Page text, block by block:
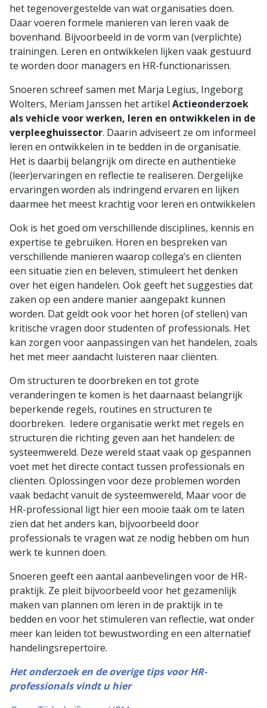
het tegenovergestelde van wat organisaties doen.
Daar voeren formele manieren van leren vaak de
bovenhand. Bijvoorbeeld in de vorm van (verplichte)
trainingen. Leren en ontwikkelen lijken vaak gestuurd
te worden door managers en HR-functionarissen.
Snoeren schreef samen met Marja Legius, Ingeborg
Wolters, Meriam Janssen het artikel Actieonderzoek
als vehicle voor werken, leren en ontwikkelen in de
verpleeghuissector. Daarin adviseert ze om informeel
leren en ontwikkelen in te bedden in de organisatie.
Het is daarbij belangrijk om directe en authentieke
(leer)ervaringen en reflectie te realiseren. Dergelijke
ervaringen worden als indringend ervaren en lijken
daarmee het meest krachtig voor leren en ontwikkelen
Ook is het goed om verschillende disciplines, kennis en
expertise te gebruiken. Horen en bespreken van
verschillende manieren waarop collega’s en cliënten
een situatie zien en beleven, stimuleert het denken
over het eigen handelen. Ook geeft het suggesties dat
zaken op een andere manier aangepakt kunnen
worden. Dat geldt ook voor het horen (of stellen) van
kritische vragen door studenten of professionals. Het
kan zorgen voor aanpassingen van het handelen, zoals
het met meer aandacht luisteren naar cliënten.
Om structuren te doorbreken en tot grote
veranderingen te komen is het daarnaast belangrijk
beperkende regels, routines en structuren te
doorbreken. Iedere organisatie werkt met regels en
structuren die richting geven aan het handelen: de
systeemwereld. Deze wereld staat vaak op gespannen
voet met het directe contact tussen professionals en
cliënten. Oplossingen voor deze problemen worden
vaak bedacht vanuit de systeemwereld, Maar voor de
HR-professional ligt hier een mooie taak om te laten
zien dat het anders kan, bijvoorbeeld door
professionals te vragen wat ze nodig hebben om hun
werk te kunnen doen.
Snoeren geeft een aantal aanbevelingen voor de HR-
praktijk. Ze pleit bijvoorbeeld voor het gezamenlijk
maken van plannen om leren in de praktijk in te
bedden en voor het stimuleren van reflectie, wat onder
meer kan leiden tot bewustwording en een alternatief
handelingsrepertoire.
Het onderzoek en de overige tips voor HR-
professionals vindt u hier